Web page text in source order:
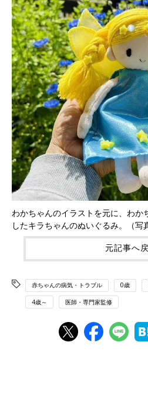
わかちゃんのイラストを元に、わか
したキラちゃんのぬいぐるみ。（写
元記事へ
赤ちゃんの病気・トラブル 0歳
4歳～ 医師・専門家監修